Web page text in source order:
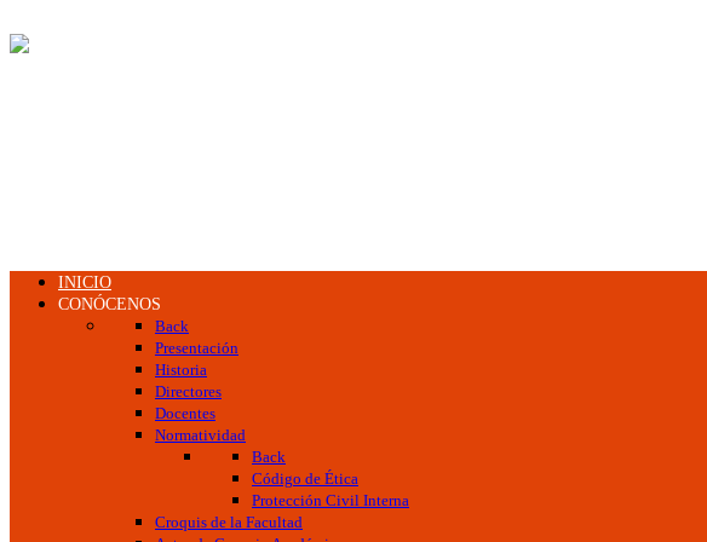
INICIO
CONÓCENOS
Back
Presentación
Historia
Directores
Docentes
Normatividad
Back
Código de Ética
Protección Civil Interna
Croquis de la Facultad